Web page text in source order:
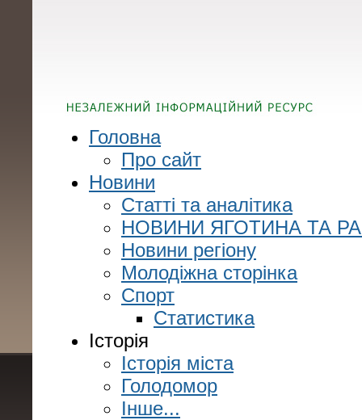
Головна
Про сайт
Новини
Статті та аналітика
НОВИНИ ЯГОТИНА ТА
Новини регіону
Молодіжна сторінка
Спорт
Статистика
Історія
Історія міста
Голодомор
Інше...